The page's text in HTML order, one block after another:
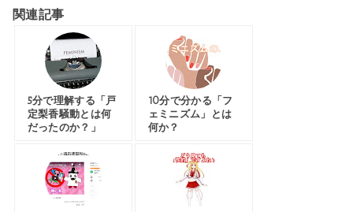
関連記事
5分で理解する「戸
定梨香騒動とは何
だったのか？」
10分で分かる「フ
ェミニズム」とは
何か？